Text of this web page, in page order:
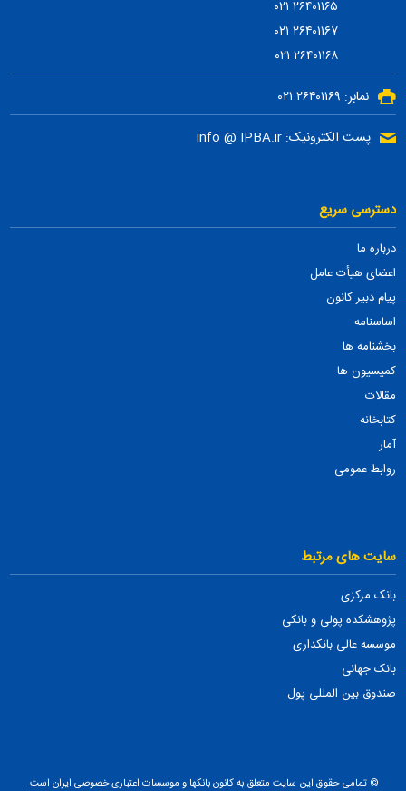
۲۶۴۰۱۱۶۷ ۰۲۱
۲۶۴۰۱۱۶۸ ۰۲۱
نمابر: ۲۶۴۰۱۱۶۹ ۰۲۱
پست الکترونیک: info @ IPBA.ir
دسترسی سریع
درباره ما
اعضای هیأت عامل
پیام دبیر کانون
اساسنامه
بخشنامه ها
کمیسیون ها
مقالات
کتابخانه
آمار
روابط عمومی
سایت های مرتبط
بانک مرکزی
پژوهشکده پولی و بانکی
موسسه عالی بانکداری
بانک جهانی
صندوق بین المللی پول
© تمامی حقوق این سایت متعلق به کانون بانکها و موسسات اعتباری خصوصی ایران است.